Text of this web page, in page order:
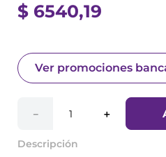
$ 6540,19
Ver promociones
＋
－
Descripción